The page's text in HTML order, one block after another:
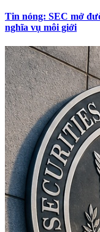
Tin nóng: SEC mở
nghĩa vụ môi giới